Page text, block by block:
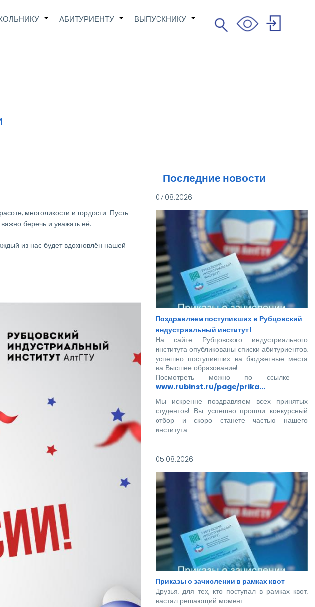
+ +
АБИТУРИЕНТУ +
ВЫПУСКНИКУ Search
Поиск
User
многоликости и гордости. Пусть
беречь и уважать её.
из нас будет вдохновлён нашей
Последние новости
07.08.2026
Поздравляем поступивших в Рубцовский
индустриальный институт!
На сайте Рубцовского индустриального
института опубликованы списки абитуриентов,
успешно поступивших на бюджетные места
на Высшее образование!
Посмотреть можно по ссылке -
www.rubinst.ru/page/prika...
Мы искренне поздравляем всех принятых
студентов! Вы успешно прошли конкурсный
отбор и скоро станете частью нашего
института.
05.08.2026
Приказы о зачислении в рамках квот
Друзья, для тех, кто поступал в рамках квот,
настал решающий момент!